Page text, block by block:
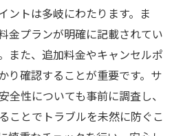
ントは多岐にわたります。ま
金プランが明確に記載されてい
また、追加料金やキャンセルポ
り確認することが重要です。サ
全性についても事前に調査し、
ことでトラブルを未然に防ぐこ